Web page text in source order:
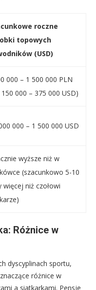
roczne
topowych
(USD)
000 – 1 500 000 PLN
150 000 – 375 000 USD)
000 – 1 500 000 USD
wyższe niż w
(szacunkowo 5-10
więcej niż czołowi
Różnice w
dyscyplinach sportu,
różnice w
a siatkarkami. Pensje